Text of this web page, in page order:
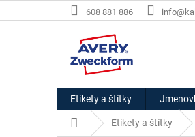
na
608 881 886
Etikety a štítky
Domů Etikety a štítky